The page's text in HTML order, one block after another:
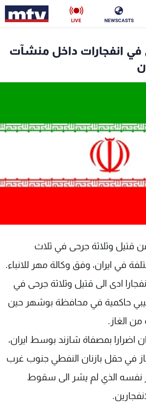
NEWSCASTS
LIVE
جرحى في انفجارات داخل منشآت
قتيل وثلاثة جرحى في ثلاث
في ايران، وفق وكالة مهر للانباء.
ادى الى قتيل وثلاثة جرحى في
حاكمية في محافظة بوشهر حين
الغاز.
اضرارا بمصفاة شازند بوسط ايران،
في حقل بازنان النفطي جنوب غرب
نفسه الذي لم يشر الى سقوط
رياضة
تواصل معنا
شروط الإسـتخدام
سياسة الخصوصية